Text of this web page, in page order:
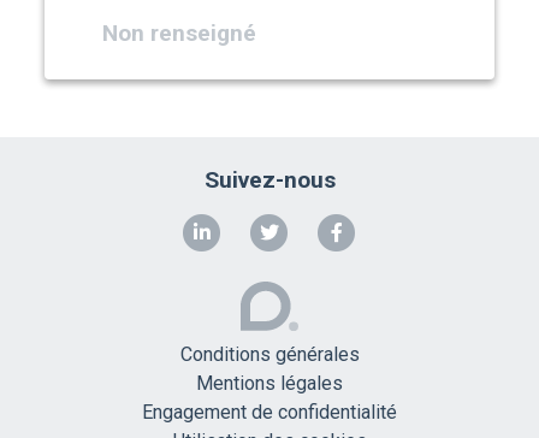
Non renseigné
Suivez-nous
Conditions générales
Mentions légales
Engagement de confidentialité